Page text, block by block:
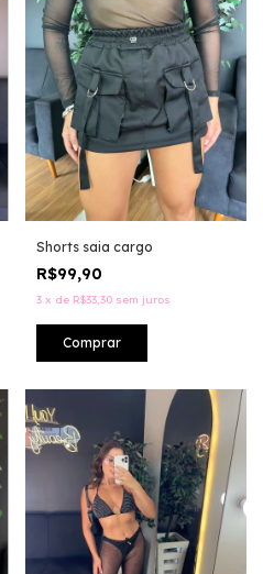
Shorts saia cargo
R$99,90
3 x de R$33,30 sem juros
Comprar